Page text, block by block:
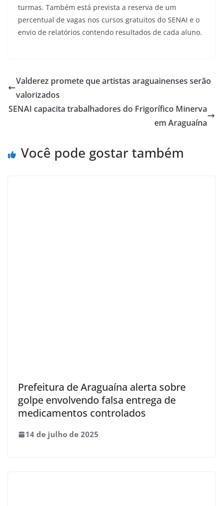
turmas. Também está prevista a reserva de um
percentual de vagas nos cursos gratuitos do SENAI e o
envio de relatórios contendo resultados de cada aluno.
Valderez promete que artistas araguainenses serão
valorizados
SENAI capacita trabalhadores do Frigorífico Minerva
em Araguaína
Você pode gostar também
Prefeitura de Araguaína alerta sobre
golpe envolvendo falsa entrega de
medicamentos controlados
14 de julho de 2025